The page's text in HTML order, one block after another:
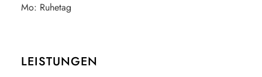
Mo: Ruhetag
LEISTUNGEN